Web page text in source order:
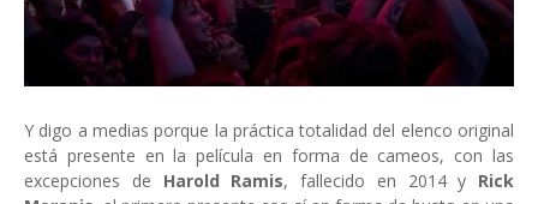
Y digo a medias porque la práctica totalidad del elenco original
está presente en la película en forma de cameos, con las
excepciones de Harold Ramis, fallecido en 2014 y Rick